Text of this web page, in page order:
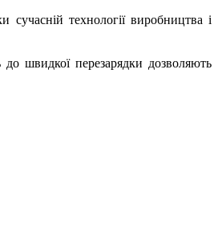
технології виробництва і
до швидкої перезарядки дозволяють